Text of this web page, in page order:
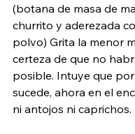
(botana de masa de
churrito y aderezada
polvo) Grita la menor
certeza de que no
posible. Intuye que
sucede, ahora en el
ni antojos ni caprichos.